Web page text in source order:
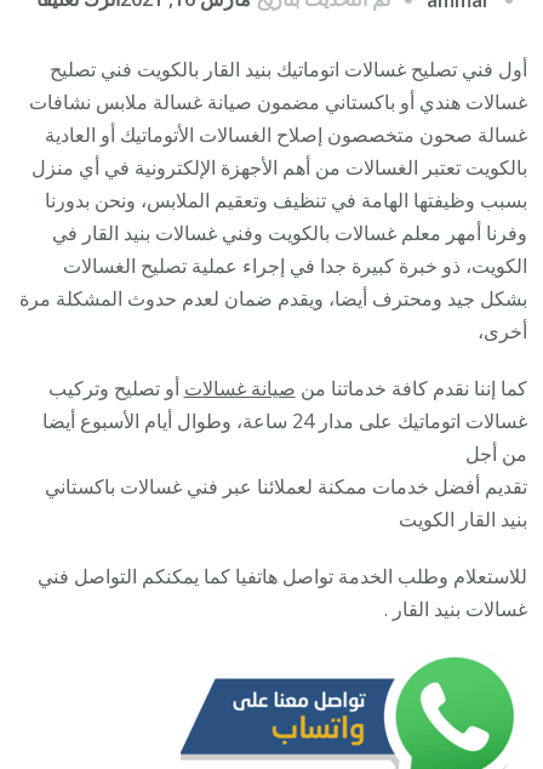
أول فني تصليح غسالات اتوماتيك بنيد القار بالكويت فني تصليح
غسالات هندي أو باكستاني مضمون صيانة غسالة ملابس نشافات
غسالة صحون متخصصون إصلاح الغسالات الأتوماتيك أو العادية
بالكويت تعتبر الغسالات من أهم الأجهزة الإلكترونية في أي منزل
بسبب وظيفتها الهامة في تنظيف وتعقيم الملابس، ونحن بدورنا
وفرنا أمهر معلم غسالات بالكويت وفني غسالات بنيد القار في
الكويت، ذو خبرة كبيرة جدا في إجراء عملية تصليح الغسالات
بشكل جيد ومحترف أيضا، ويقدم ضمان لعدم حدوث المشكلة مرة
أخرى،
كما إننا نقدم كافة خدماتنا من صيانة غسالات أو تصليح وتركيب
غسالات اتوماتيك على مدار 24 ساعة، وطوال أيام الأسبوع أيضا
من أجل
تقديم أفضل خدمات ممكنة لعملائنا عبر فني غسالات باكستاني
بنيد القار الكويت
للاستعلام وطلب الخدمة تواصل هاتفيا كما يمكنكم التواصل فني
غسالات بنيد القار .